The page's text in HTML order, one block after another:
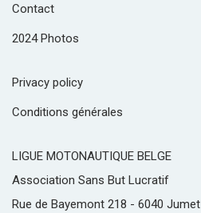
Contact
2024 Photos
Privacy policy
Conditions générales
LIGUE MOTONAUTIQUE BELGE
Association Sans But Lucratif
Rue de Bayemont 218 - 6040 Jumet